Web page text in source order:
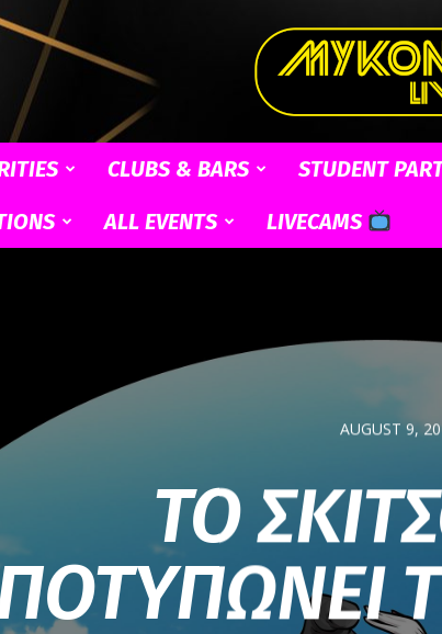
CLUBS & BARS STUDENT
ALL EVENTS LIVECAMS
AUGUST 9,
ΤΟ